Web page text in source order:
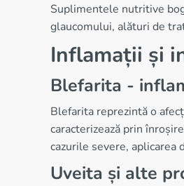
Suplimentele nutritive
glaucomului, alături de
Inflamații și
Blefarita -
Blefarita reprezintă o
caracterizează prin
cazurile severe, aplicarea
Uveita și alte